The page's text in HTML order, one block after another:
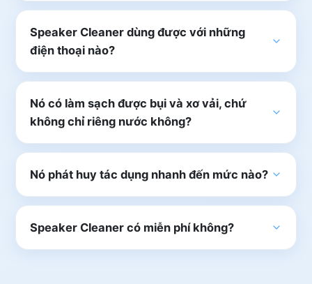
Speaker Cleaner dùng được với những
điện thoại nào?
Nó có làm sạch được bụi và xơ vải, chứ
không chỉ riêng nước không?
Nó phát huy tác dụng nhanh đến mức nào?
Speaker Cleaner có miễn phí không?